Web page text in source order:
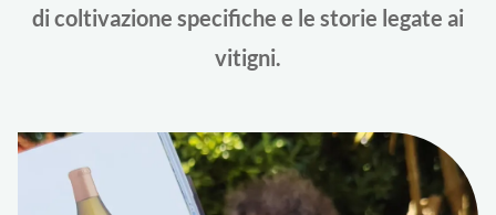
di coltivazione specifiche e le storie legate ai
vitigni.